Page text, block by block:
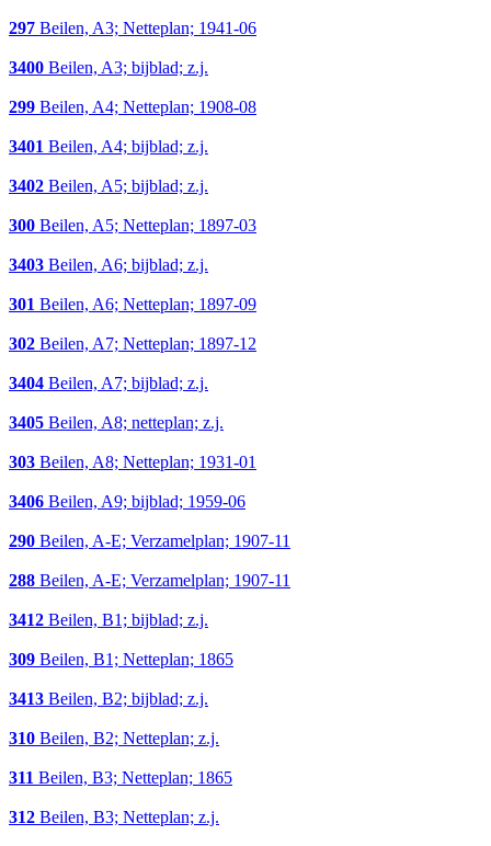
297 Beilen, A3; Netteplan; 1941-06
3400 Beilen, A3; bijblad; z.j.
299 Beilen, A4; Netteplan; 1908-08
3401 Beilen, A4; bijblad; z.j.
3402 Beilen, A5; bijblad; z.j.
300 Beilen, A5; Netteplan; 1897-03
3403 Beilen, A6; bijblad; z.j.
301 Beilen, A6; Netteplan; 1897-09
302 Beilen, A7; Netteplan; 1897-12
3404 Beilen, A7; bijblad; z.j.
3405 Beilen, A8; netteplan; z.j.
303 Beilen, A8; Netteplan; 1931-01
3406 Beilen, A9; bijblad; 1959-06
290 Beilen, A-E; Verzamelplan; 1907-11
288 Beilen, A-E; Verzamelplan; 1907-11
3412 Beilen, B1; bijblad; z.j.
309 Beilen, B1; Netteplan; 1865
3413 Beilen, B2; bijblad; z.j.
310 Beilen, B2; Netteplan; z.j.
311 Beilen, B3; Netteplan; 1865
312 Beilen, B3; Netteplan; z.j.